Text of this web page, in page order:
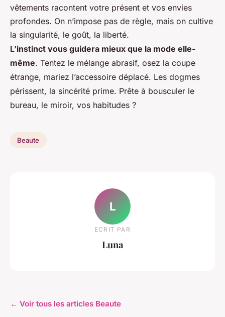
vêtements racontent votre présent et vos envies
profondes. On n’impose pas de règle, mais on cultive
la singularité, le goût, la liberté.
L’instinct vous guidera mieux que la mode elle-
même. Tentez le mélange abrasif, osez la coupe
étrange, mariez l’accessoire déplacé. Les dogmes
périssent, la sincérité prime. Prête à bousculer le
bureau, le miroir, vos habitudes ?
Beaute
L
ECRIT PAR
Luna
← Voir tous les articles Beaute